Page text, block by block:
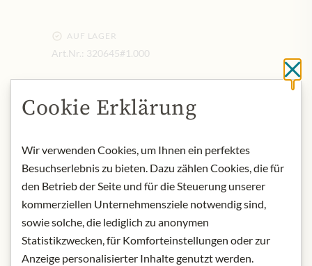
AUF LAGER
Art.Nr.: 320645#1.000
BESCHREIBUNG
Eierlikör von Jacopo Poli herrlich
cremig, üppig und sahnig. Genießen
Sie den Kreme 17 Bomb Eierlikör pur,
Hochgenuss und ganz und gar nicht
altmodisch!
Cookie Erklärung
Wir verwenden Cookies, um Ihnen ein perfektes
Besuchserlebnis zu bieten. Dazu zählen Cookies, die für
den Betrieb der Seite und für die Steuerung unserer
kommerziellen Unternehmensziele notwendig sind,
sowie solche, die lediglich zu anonymen
Statistikzwecken, für Komforteinstellungen oder zur
Anzeige personalisierter Inhalte genutzt werden.